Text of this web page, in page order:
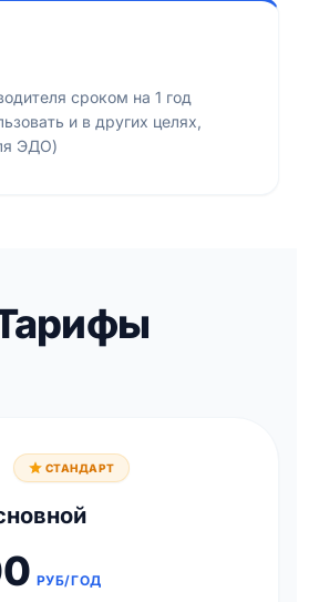
сроком на 1 год
и в других целях,
ЭДО)
СТАНДАРТ
РУБ/ГОД